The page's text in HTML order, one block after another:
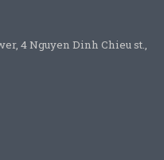
4 Nguyen Dinh Chieu st.,